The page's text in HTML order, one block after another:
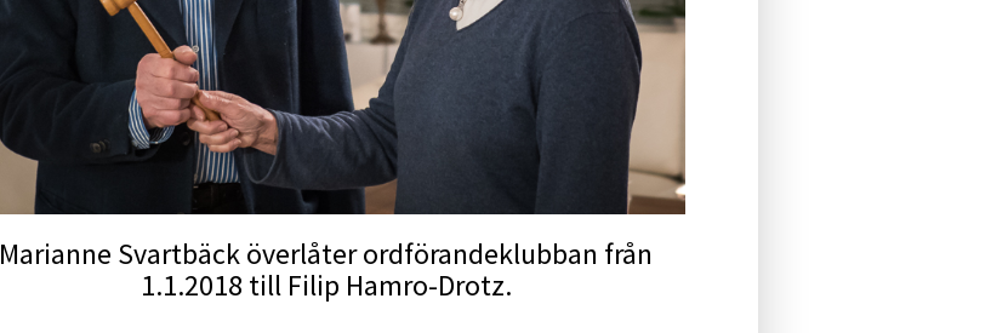
Marianne Svartbäck överlåter ordförandeklubban från
1.1.2018 till Filip Hamro-Drotz.